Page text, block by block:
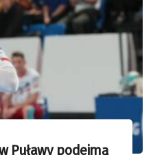
Puławy podejmą